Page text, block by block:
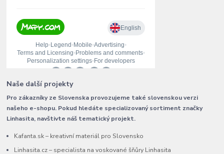
Naše další projekty
Pro zákazníky ze Slovenska provozujeme také slovenskou verzi
našeho e-shopu. Pokud hledáte specializovaný sortiment značky
Linhasita, navštivte náš tematický projekt.
Kafanta.sk – kreativní materiál pro Slovensko
Linhasita.cz – specialista na voskované šňůry Linhasita